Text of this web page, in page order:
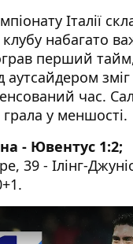
Італії
набагато
перший
аутсайдером
час.
у меншості.
- Ювентус 1:2;
39 - Ілінг-